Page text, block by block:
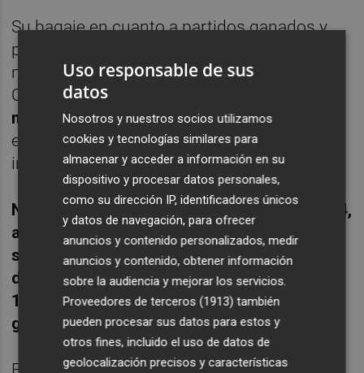
Su bagaje en cuanto a partidos ganados y
perdidos en este campeonato es de 20-3, el
mejor promedio de los "mortales" en la era
Open toda vez que lo que hicieron
mallorquín Rafa Nadal y el sueco Bjorn Borg
en la arcilla de París parece absolutamente
inalcanzable.
Nadal, profesional desde 2001 y hasta 2024,
acreditó un 96,55 % de victorias -112 por
sólo 4 derrotas- mientras que Borg, quien
desarrolló su carrera al más alto nivel entre
1971 y 1993, llegó al 96,07 % -49 choques
ganados y 2 perdidos-.
Uso responsable de sus
datos
Nosotros y nuestros socios utilizamos
cookies y tecnologías similares para
almacenar y acceder a información en su
dispositivo y procesar datos personales,
como su dirección IP, identificadores únicos
y datos de navegación, para ofrecer
anuncios y contenido personalizados, medir
anuncios y contenido, obtener información
sobre la audiencia y mejorar los servicios.
Proveedores de terceros (1913) también
pueden procesar sus datos para estos y
otros fines, incluido el uso de datos de
geolocalización precisos y características